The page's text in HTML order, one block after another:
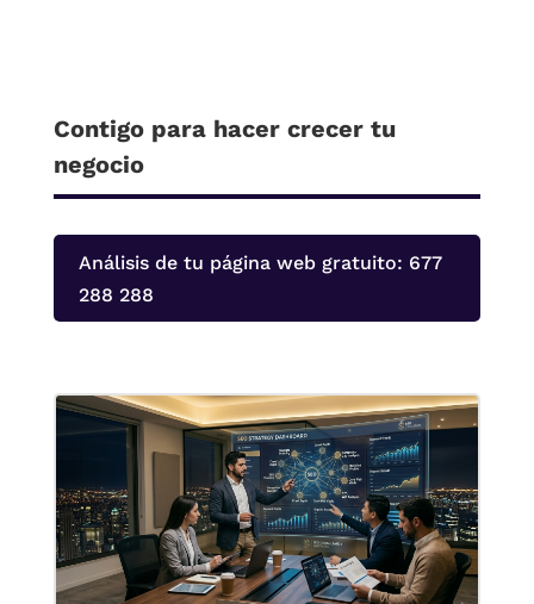
Contigo para hacer crecer tu
negocio
Análisis de tu página web gratuito: 677
288 288